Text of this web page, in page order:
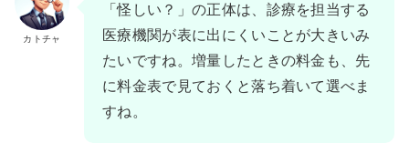
カトチャ
「怪しい？」の正体は、診療を担当する
医療機関が表に出にくいことが大きいみ
たいですね。増量したときの料金も、先
に料金表で見ておくと落ち着いて選べま
すね。